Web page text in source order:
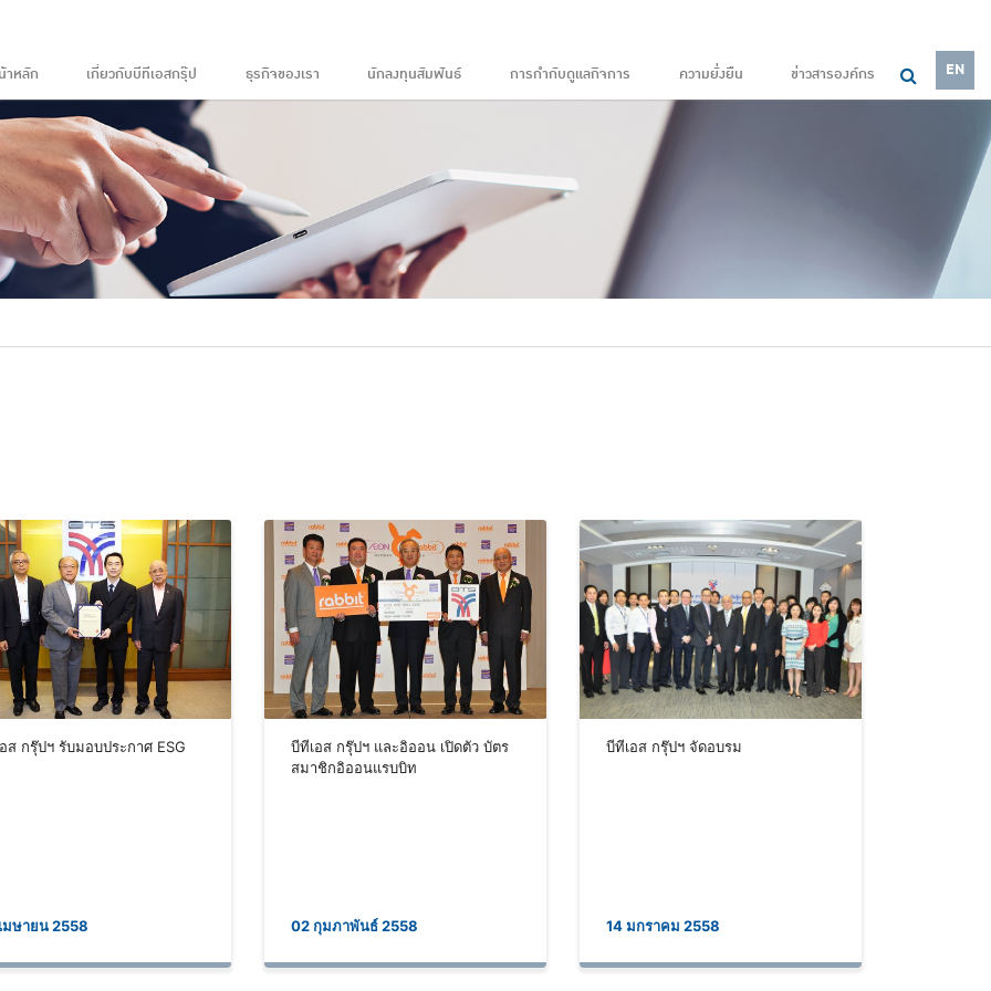
าหลัก เกี่ยวกับบีทีเอสกรุ๊ป ธุรกิจของเรา นักลงทุนสัมพันธ์ การกำกับดูแลกิจการ ความยั่งยืน ข่าวสารองค์กร EN
ส กรุ๊ปฯ รับมอบประกาศ ESG
มษายน 2558
บีทีเอส กรุ๊ปฯ และอิออน เปิดตัว บัตร
สมาชิกอิออนแรบบิท
02 กุมภาพันธ์ 2558
บีทีเอส กรุ๊ปฯ จัดอบรม
14 มกราคม 2558